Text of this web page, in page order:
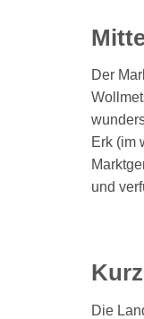
Der
Erk (im
und
Die